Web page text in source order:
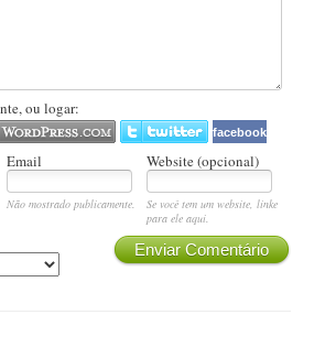
ou logar:
facebook
Email Website (opcional)
Não mostrado publicamente.
Se você tem um website, linke
para ele aqui.
Enviar Comentário